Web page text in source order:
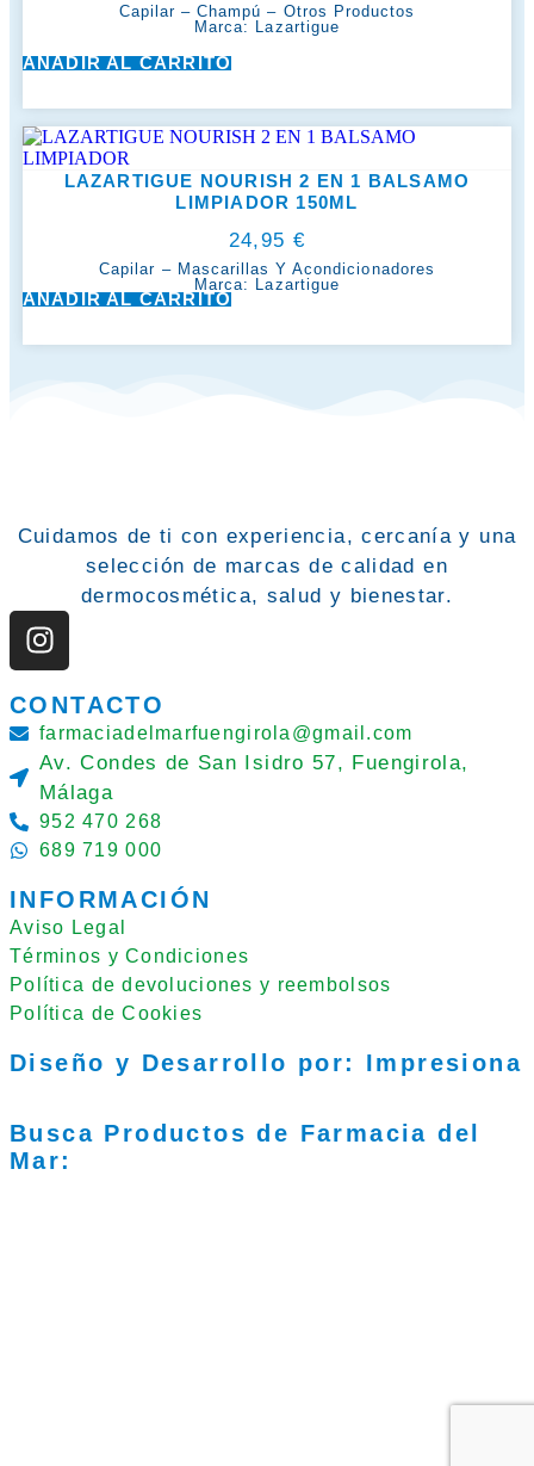
Capilar –Champú – Otros Productos
Marca:
Lazartigue
AÑADIR AL CARRITO
LAZARTIGUE NOURISH 2 EN 1 BALSAMO
LIMPIADOR 150ML
24,95 €
Capilar – Mascarillas Y Acondicionadores
Marca:
Lazartigue
AÑADIR AL CARRITO
Cuidamos de ti con experiencia, cercanía y una
selección de marcas de calidad en
dermocosmética, salud y bienestar.
CONTACTO
farmaciadelmarfuengirola@gmail.com
Av. Condes de San Isidro 57, Fuengirola,
Málaga
952 470 268
689 719 000
INFORMACIÓN
Aviso Legal
Términos y Condiciones
Política de devoluciones y reembolsos
Política de Cookies
Diseño y Desarrollo por: Impresiona​
Busca Productos de Farmacia del
Mar: